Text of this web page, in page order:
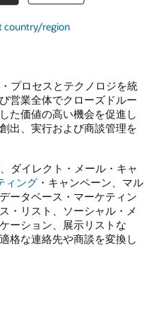
country/region
プロセスとテクノロジを統
営業全体でクローズドルー
た価値の高い機会を促進し
出、実行および商談管理を
ダイレクト・メール・キャ
ィング ・キャンペーン、マル
ータベース・マーケティン
・リスト、ソーシャル・メ
ーション、展示リストな
格な連絡先や商談を変換し